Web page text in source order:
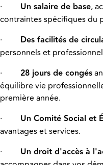
· Un salaire de base,
contraintes spécifiques du
· Des facilités de
personnels et
· 28 jours de congés
équilibre vie
première année.
· Un Comité Social et
avantages et services.
· Un droit d'accès à